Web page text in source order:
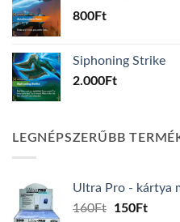
800Ft
Siphoning Strike
2.000Ft
LEGNÉPSZERŰBB
Ultra Pro - kártya
160Ft
Original
150Ft